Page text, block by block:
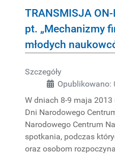
DYSCYPLINY
TRANSMISJA
pt. „Mechanizmy
młodych
Szczegóły
Opublikowano:
W dniach 8-9 maja
Dni Narodowego
Narodowego Centrum
spotkania, podczas
oraz osobom